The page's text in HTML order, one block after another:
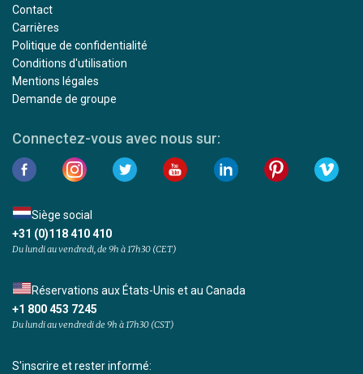
Contact
Carrières
Politique de confidentialité
Conditions d'utilisation
Mentions légales
Demande de groupe
Connectez-vous avec nous sur:
Siège social
+31 (0)118 410 410
Du lundi au vendredi, de 9h à 17h30 (CET)
Réservations aux États-Unis et au Canada
+1 800 453 7245
Du lundi au vendredi de 9h à 17h30 (CST)
S'inscrire et rester informé: